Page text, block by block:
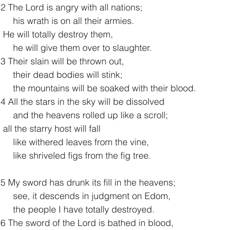
2 The Lord is angry with all nations;
     his wrath is on all their armies.
He will totally destroy them,
     he will give them over to slaughter.
3 Their slain will be thrown out,
     their dead bodies will stink;
     the mountains will be soaked with their blood.
4 All the stars in the sky will be dissolved
     and the heavens rolled up like a scroll;
all the starry host will fall
     like withered leaves from the vine,
     like shriveled figs from the fig tree.
5 My sword has drunk its fill in the heavens;
     see, it descends in judgment on Edom,
     the people I have totally destroyed.
6 The sword of the Lord is bathed in blood,